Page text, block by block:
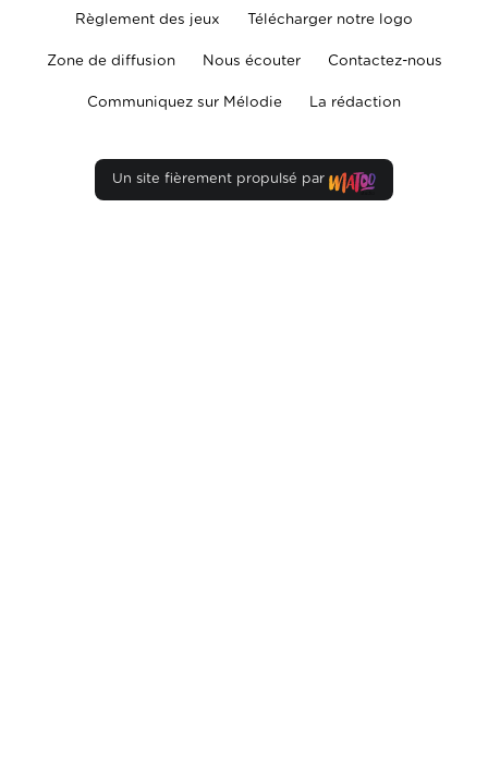
Règlement des jeux Télécharger notre logo
Zone de diffusion Nous écouter Contactez-nous
Communiquez sur Mélodie La rédaction
Un site fièrement propulsé par